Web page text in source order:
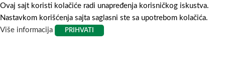
Ovaj sajt koristi kolačiće radi unapređenja korisničkog iskustva.
Nastavkom korišćenja sajta saglasni ste sa upotrebom kolačića.
Više informacija
PRIHVATI